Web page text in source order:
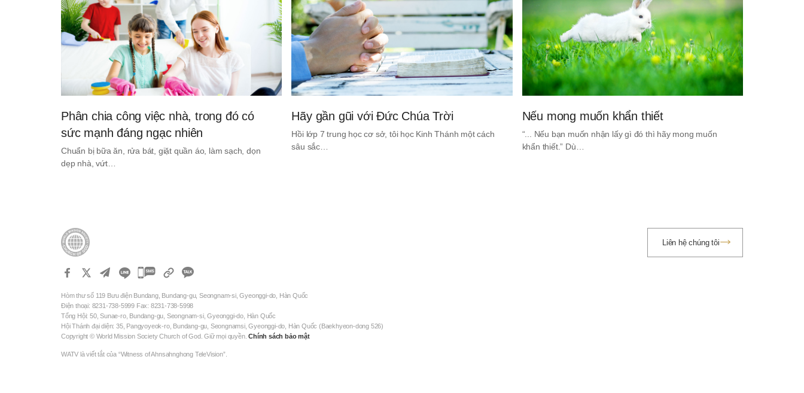
Phân chia công việc nhà, trong đó có
sức mạnh đáng ngạc nhiên
Chuẩn bị bữa ăn, rửa bát, giặt quần áo, làm sạch, dọn
dẹp nhà, vứt…
Hãy gần gũi với Đức Chúa Trời
Hồi lớp 7 trung học cơ sở, tôi học Kinh Thánh một cách
sâu sắc…
Nếu mong muốn khẩn thiết
“... Nếu bạn muốn nhận lấy gì đó thì hãy mong muốn
khẩn thiết.” Dù…
카
오
톡
공
하
Hòm thư số 119 Bưu điện Bundang, Bundang-gu, Seongnam-si, Gyeonggi-do, Hàn Quốc
Điện thoại: 8231-738-5999 Fax: 8231-738-5998
Tổng Hội: 50, Sunae-ro, Bundang-gu, Seongnam-si, Gyeonggi-do, Hàn Quốc
Hội Thánh đại diện: 35, Pangyoyeok-ro, Bundang-gu, Seongnamsi, Gyeonggi-do, Hàn Quốc (Baekhyeon-dong 526)
Copyright © World Mission Society Church of God. Giữ mọi quyền.Chính sách bảo mật
WATV là viết tắt của “Witness of Ahnsahnghong TeleVision”.
Liên hệ chúng tôi